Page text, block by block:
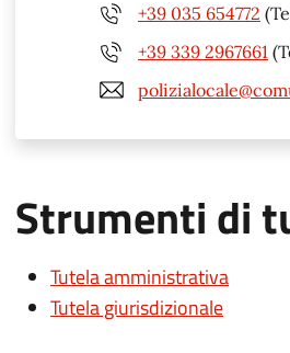
+39 035 654772
+39 339 2967661
Strumenti di
Tutela amministrativa
Tutela giurisdizionale